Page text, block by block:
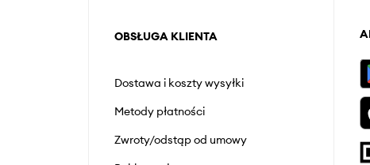
OBSŁUGA KLIENTA
Dostawa i koszty wysyłki
Metody płatności
Zwroty/odstąp od umowy